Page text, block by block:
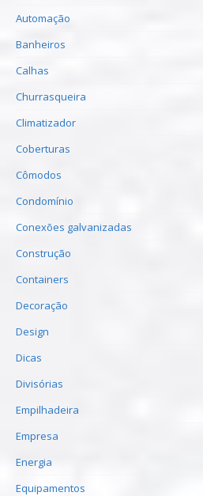
Automação
Banheiros
Calhas
Churrasqueira
Climatizador
Coberturas
Cômodos
Condomínio
Conexões galvanizadas
Construção
Containers
Decoração
Design
Dicas
Divisórias
Empilhadeira
Empresa
Energia
Equipamentos